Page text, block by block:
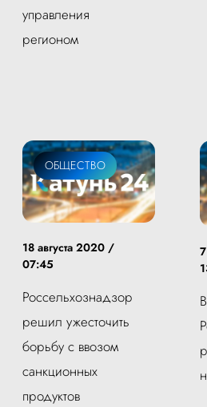
управления
регионом
ОБЩЕСТВО
18 августа 2020 /
07:45
Россельхознадзор
решил ужесточить
борьбу с ввозом
санкционных
продуктов
В